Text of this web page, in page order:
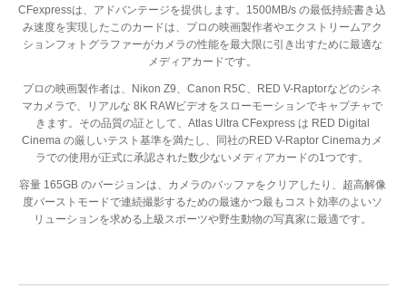
CFexpressは、アドバンテージを提供します。1500MB/s の最低持続書き込
み速度を実現したこのカードは、プロの映画製作者やエクストリームアク
ションフォトグラファーがカメラの性能を最大限に引き出すために最適な
メディアカードです。
プロの映画製作者は、Nikon Z9、Canon R5C、RED V-Raptorなどのシネ
マカメラで、リアルな 8K RAWビデオをスローモーションでキャプチャで
きます。その品質の証として、Atlas Ultra CFexpress は RED Digital
Cinema の厳しいテスト基準を満たし、同社のRED V-Raptor Cinemaカメ
ラでの使用が正式に承認された数少ないメディアカードの1つです。
容量 165GB のバージョンは、カメラのバッファをクリアしたり、超高解像
度バーストモードで連続撮影するための最速かつ最もコスト効率のよいソ
リューションを求める上級スポーツや野生動物の写真家に最適です。